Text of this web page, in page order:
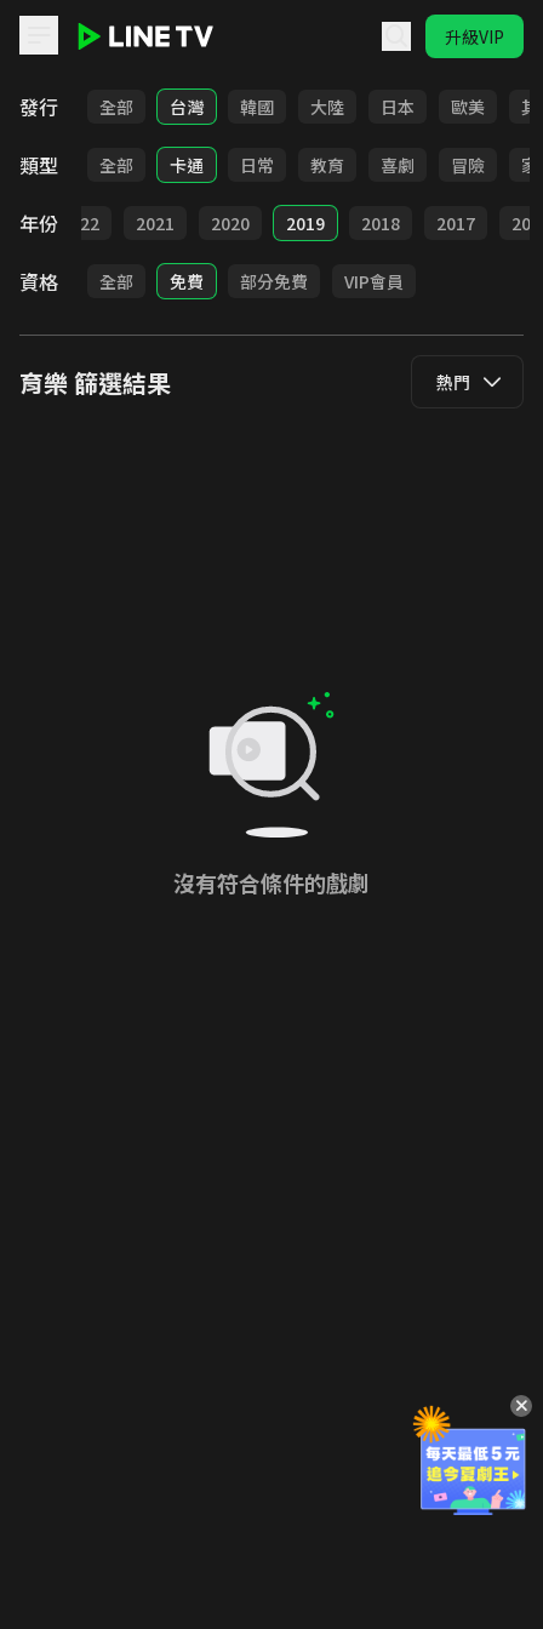
升級VIP
發行 全部 台灣 韓國 大陸 日本 歐美 其
類型 全部 卡通 日常 教育 喜劇 冒險 家
年份 2022 2021 2020 2019 2018 2017
資格 全部 免費 部分免費 VIP會員
育樂篩選結果 熱門
沒有符合條件的戲劇